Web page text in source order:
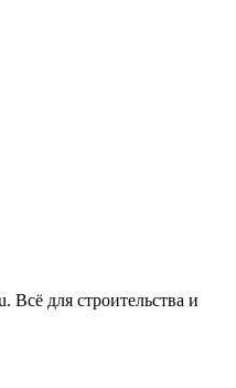
Всё для строительства и